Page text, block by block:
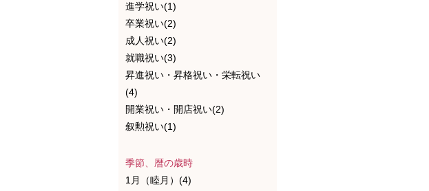
進学祝い(1)
卒業祝い(2)
成人祝い(2)
就職祝い(3)
昇進祝い・昇格祝い・栄転祝い
(4)
開業祝い・開店祝い(2)
叙勲祝い(1)
季節、暦の歳時
1月（睦月）(4)